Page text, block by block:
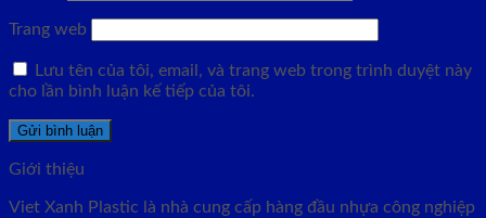
Trang web
Lưu tên của tôi, email, và trang web trong trình duyệt này
cho lần bình luận kế tiếp của tôi.
Giới thiệu
Viet Xanh Plastic là nhà cung cấp hàng đầu nhựa công nghiệp